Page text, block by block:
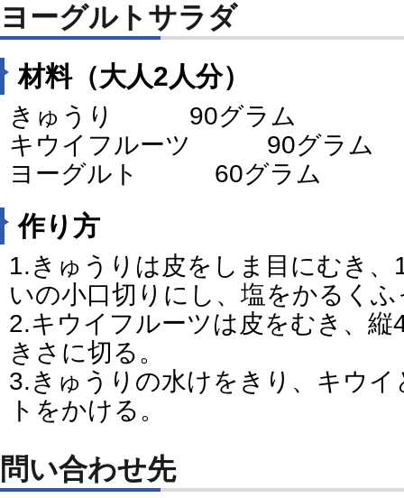
ヨーグルトサラダ
材料（大人2人分）
きゅうり 90グラム
キウイフルーツ 90グラム
ヨーグルト 60グラム
作り方
1.きゅうりは皮をしま目にむき
いの小口切りにし、塩をかるく
2.キウイフルーツは皮をむき、
きさに切る。
3.きゅうりの水けをきり、キウ
トをかける。
問い合わせ先